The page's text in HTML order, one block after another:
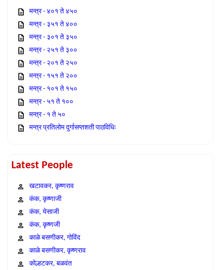
मन्त्र - ४०१ ते ४५०
मन्त्र - ३५१ ते ४००
मन्त्र - ३०१ ते ३५०
मन्त्र - २५१ ते ३००
मन्त्र - २०१ ते २५०
मन्त्र - १५१ ते २००
मन्त्र - १०१ ते १५०
मन्त्र - ५१ ते १००
मन्त्र - १ ते ५०
मन्त्र प्रतिलोम दुर्गासप्तशती पाठविधिः
Latest People
खटावकर, कृष्णराव
कंक, कृष्णाजी
कंक, येसाजी
कंक, कृष्णजी
काळे बसणीकर, गोविंद
काळे बसणीकर, कृष्णराव
कोल्हटकर, बळवंत